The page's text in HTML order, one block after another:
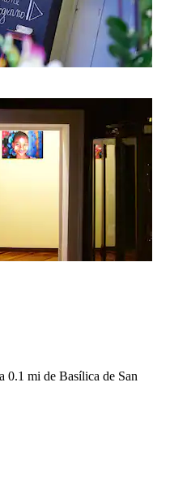
0.1 mi de Basílica de San